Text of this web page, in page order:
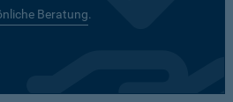
Beratung.